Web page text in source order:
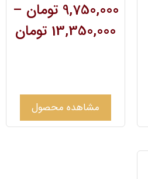
9,750,000 تومان –
13,350,000 تومان
مشاهده محصول